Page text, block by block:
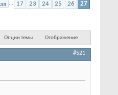
... 17 23 24 25 26 27
Опции темы Отображение
#521